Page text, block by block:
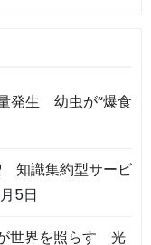
発生 幼虫が“爆食
知識集約型サービ
5日
世界を照らす 光